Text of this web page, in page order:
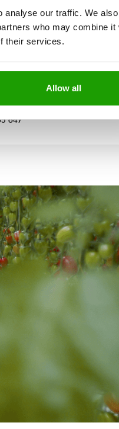
analyse our traffic. We
who may combine it
their services.
Allow all
647